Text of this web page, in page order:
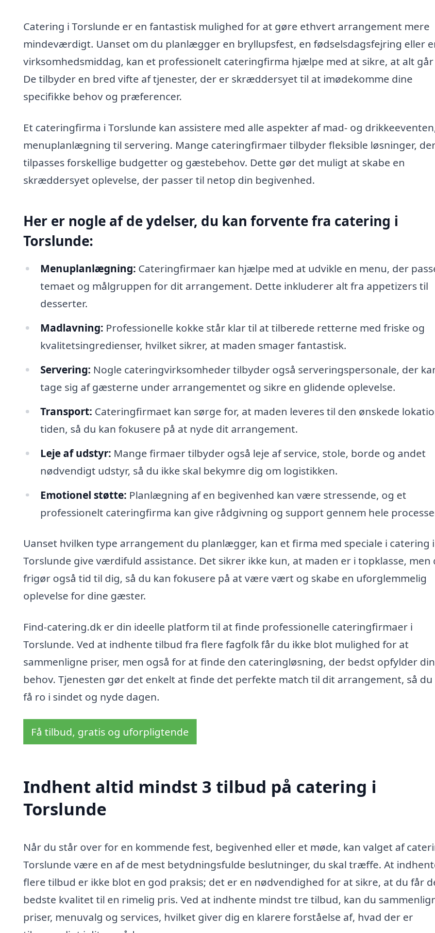
Catering i Torslunde er en fantastisk mulighed for at gøre ethvert arrangement mere
mindeværdigt. Uanset om du planlægger en bryllupsfest, en fødselsdagsfejring eller
virksomhedsmiddag, kan et professionelt cateringfirma hjælpe med at sikre, at alt
De tilbyder en bred vifte af tjenester, der er skræddersyet til at imødekomme dine
specifikke behov og præferencer.
Et cateringfirma i Torslunde kan assistere med alle aspekter af mad- og
menuplanlægning til servering. Mange cateringfirmaer tilbyder fleksible løsninger,
tilpasses forskellige budgetter og gæstebehov. Dette gør det muligt at skabe en
skræddersyet oplevelse, der passer til netop din begivenhed.
Her er nogle af de ydelser, du kan forvente fra catering i
Torslunde:
Menuplanlægning: Cateringfirmaer kan hjælpe med at udvikle en menu, der
temaet og målgruppen for dit arrangement. Dette inkluderer alt fra appetizers til
desserter.
Madlavning: Professionelle kokke står klar til at tilberede retterne med friske og
kvalitetsingredienser, hvilket sikrer, at maden smager fantastisk.
Servering: Nogle cateringvirksomheder tilbyder også serveringspersonale, der
tage sig af gæsterne under arrangementet og sikre en glidende oplevelse.
Transport: Cateringfirmaet kan sørge for, at maden leveres til den ønskede
tiden, så du kan fokusere på at nyde dit arrangement.
Leje af udstyr: Mange firmaer tilbyder også leje af service, stole, borde og andet
nødvendigt udstyr, så du ikke skal bekymre dig om logistikken.
Emotionel støtte: Planlægning af en begivenhed kan være stressende, og et
professionelt cateringfirma kan give rådgivning og support gennem hele
Uanset hvilken type arrangement du planlægger, kan et firma med speciale i catering i
Torslunde give værdifuld assistance. Det sikrer ikke kun, at maden er i topklasse, men
frigør også tid til dig, så du kan fokusere på at være vært og skabe en uforglemmelig
oplevelse for dine gæster.
Find-catering.dk er din ideelle platform til at finde professionelle cateringfirmaer i
Torslunde. Ved at indhente tilbud fra flere fagfolk får du ikke blot mulighed for at
sammenligne priser, men også for at finde den cateringløsning, der bedst opfylder
behov. Tjenesten gør det enkelt at finde det perfekte match til dit arrangement, så du
få ro i sindet og nyde dagen.
Få tilbud, gratis og uforpligtende
Indhent altid mindst 3 tilbud på catering i
Torslunde
Når du står over for en kommende fest, begivenhed eller et møde, kan valget af
Torslunde være en af de mest betydningsfulde beslutninger, du skal træffe. At
flere tilbud er ikke blot en god praksis; det er en nødvendighed for at sikre, at du får
bedste kvalitet til en rimelig pris. Ved at indhente mindst tre tilbud, kan du
priser, menuvalg og services, hvilket giver dig en klarere forståelse af, hvad der er